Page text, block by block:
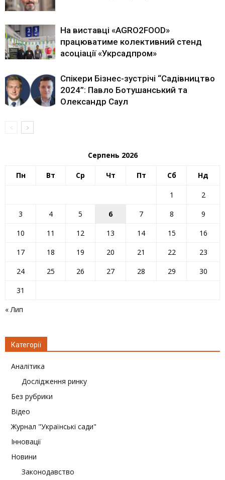
На виставці «AGRO2FOOD»
працюватиме колективний стенд
асоціації «Укрсадпром»
Спікери Бізнес-зустрічі “Садівництво
2024”: Павло Ботушанський та
Олександр Саул
Серпень 2026
Пн Вт Ср Чт Пт Сб Нд
« Лип
1
2
3
4 5 6 7 8
9
10
11 12 13 14 15
16
17
18 19 20 21 22
23
24
25 26 27 28 29
30
31
Категорії
Аналітика
Дослідження ринку
Без рубрики
Відео
Журнал "Українські сади"
Інновації
Новини
Законодавство